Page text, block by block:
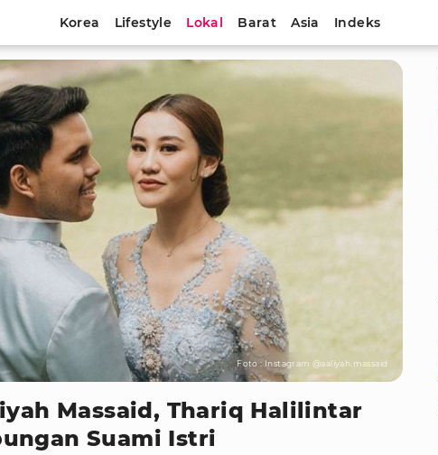
Korea Lifestyle Lokal Barat Asia Indeks
Foto : Instagram @aaliyah.massaid
Massaid, Thariq Halilintar
Suami Istri